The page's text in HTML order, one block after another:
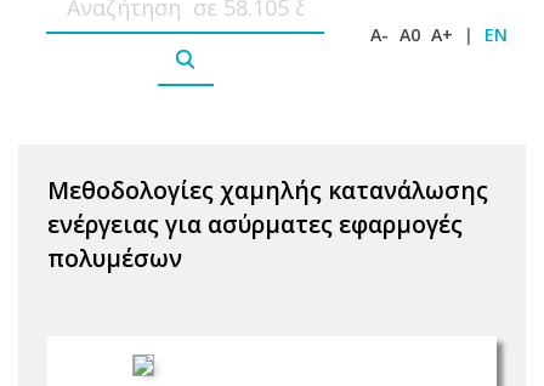
A- A0 A+ | EN
Μεθοδολογίες χαμηλής κατανάλωσης
ενέργειας για ασύρματες εφαρμογές
πολυμέσων